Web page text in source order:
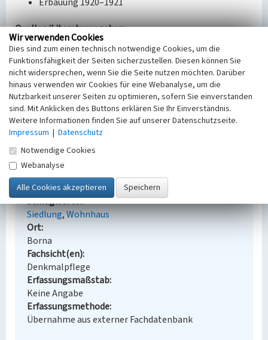
Quellen/Literaturangaben:
Bauaktenarchiv Borna, Deutzener Straße 56–74
(gerade).
Bauherr / Auftraggeber:
Bauherr: Bergmannswohnstättengesellschaft
Borna mbH
Entwurf: Curt Schiemichen (Architekt)
BKM-Nummer:30200090
Siedlung nach der Bahnunterführung
Schlagwörter
Siedlung Wohnhaus
Ort
Borna
Fachsicht(en)
Denkmalpflege
Erfassungsmaßstab
Keine Angabe
Erfassungsmethode
Übernahme aus externer Fachdatenbank
Wir verwenden Cookies
Dies sind zum einen technisch notwendige Cookies, um die
Funktionsfähigkeit der Seiten sicherzustellen. Diesen können Sie
nicht widersprechen, wenn Sie die Seite nutzen möchten. Darüber
hinaus verwenden wir Cookies für eine Webanalyse, um die
Nutzbarkeit unserer Seiten zu optimieren, sofern Sie einverstanden
sind. Mit Anklicken des Buttons erklären Sie Ihr Einverständnis.
Weitere Informationen finden Sie auf unserer Datenschutzseite.
Impressum | Datenschutz
Notwendige Cookies
Webanalyse